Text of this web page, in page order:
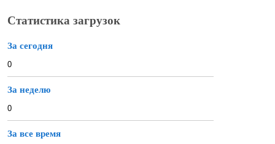
Статистика загрузок
За сегодня
0
За неделю
0
За все время